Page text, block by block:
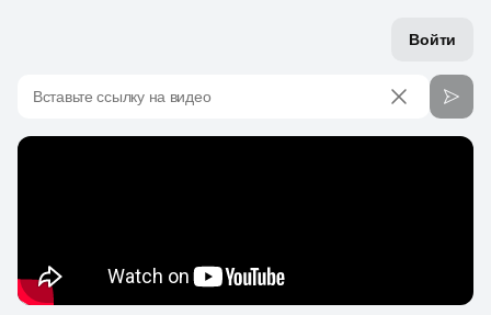
Войти
Вставьте ссылку на видео